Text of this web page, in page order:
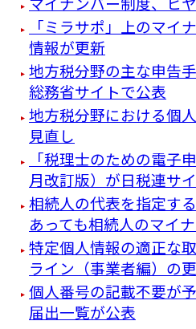
「ミラサポ」上のマイ
情報が更新
地方税分野の主な申告
総務省サイトで公表
地方税分野における個
見直し
「税理士のための電子
月改訂版）が日税連サ
相続人の代表を指定す
あっても相続人のマイ
特定個人情報の適正な
ライン（事業者編）の
個人番号の記載不要が
届出一覧が公表